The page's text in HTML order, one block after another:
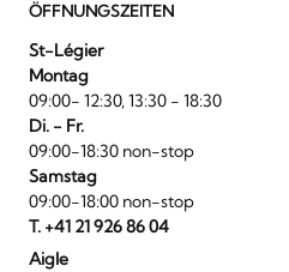
ÖFFNUNGSZEITEN
St-Légier
Montag
09:00- 12:30, 13:30 - 18:30
Di. - Fr.
09:00-18:30 non-stop
Samstag
09:00-18:00 non-stop
T. +41 21 926 86 04
Aigle